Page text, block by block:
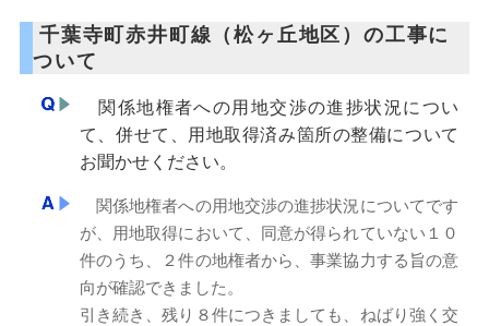
千葉寺町赤井町線（松ヶ丘地区）の工事に
ついて
関係地権者への用地交渉の進捗状況につい
て、併せて、用地取得済み箇所の整備について
お聞かせください。
関係地権者への用地交渉の進捗状況についてです
が、用地取得において、同意が得られていない１０
件のうち、２件の地権者から、事業協力する旨の意
向が確認できました。
引き続き、残り８件につきましても、ねばり強く交